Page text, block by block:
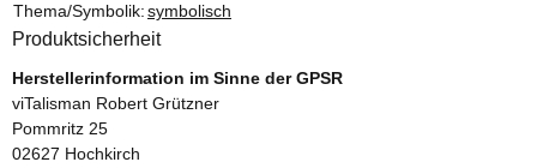
Thema/Symbolik:symbolisch
Produktsicherheit
Herstellerinformation im Sinne der GPSR
viTalisman Robert Grützner
Pommritz 25
02627 Hochkirch